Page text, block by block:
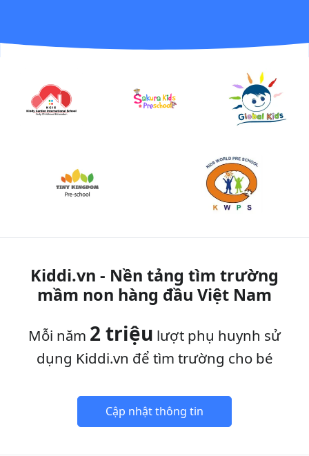
Kiddi.vn - Nền tảng tìm trường
mầm non hàng đầu Việt Nam
Mỗi năm 2 triệu lượt phụ huynh sử
dụng Kiddi.vn để tìm trường cho bé
Cập nhật thông tin